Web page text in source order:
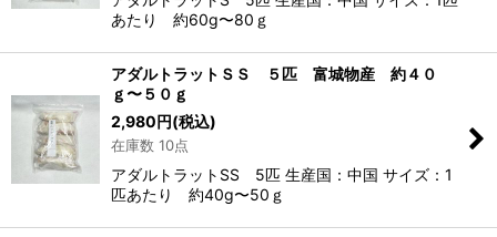
あたり 約60g〜80ｇ
アダルトラットＳＳ ５匹 富城物産 約４０
ｇ〜５０ｇ
2,980円(税込)
在庫数 10点
アダルトラットSS 5匹 生産国：中国 サイズ：1
匹あたり 約40g〜50ｇ